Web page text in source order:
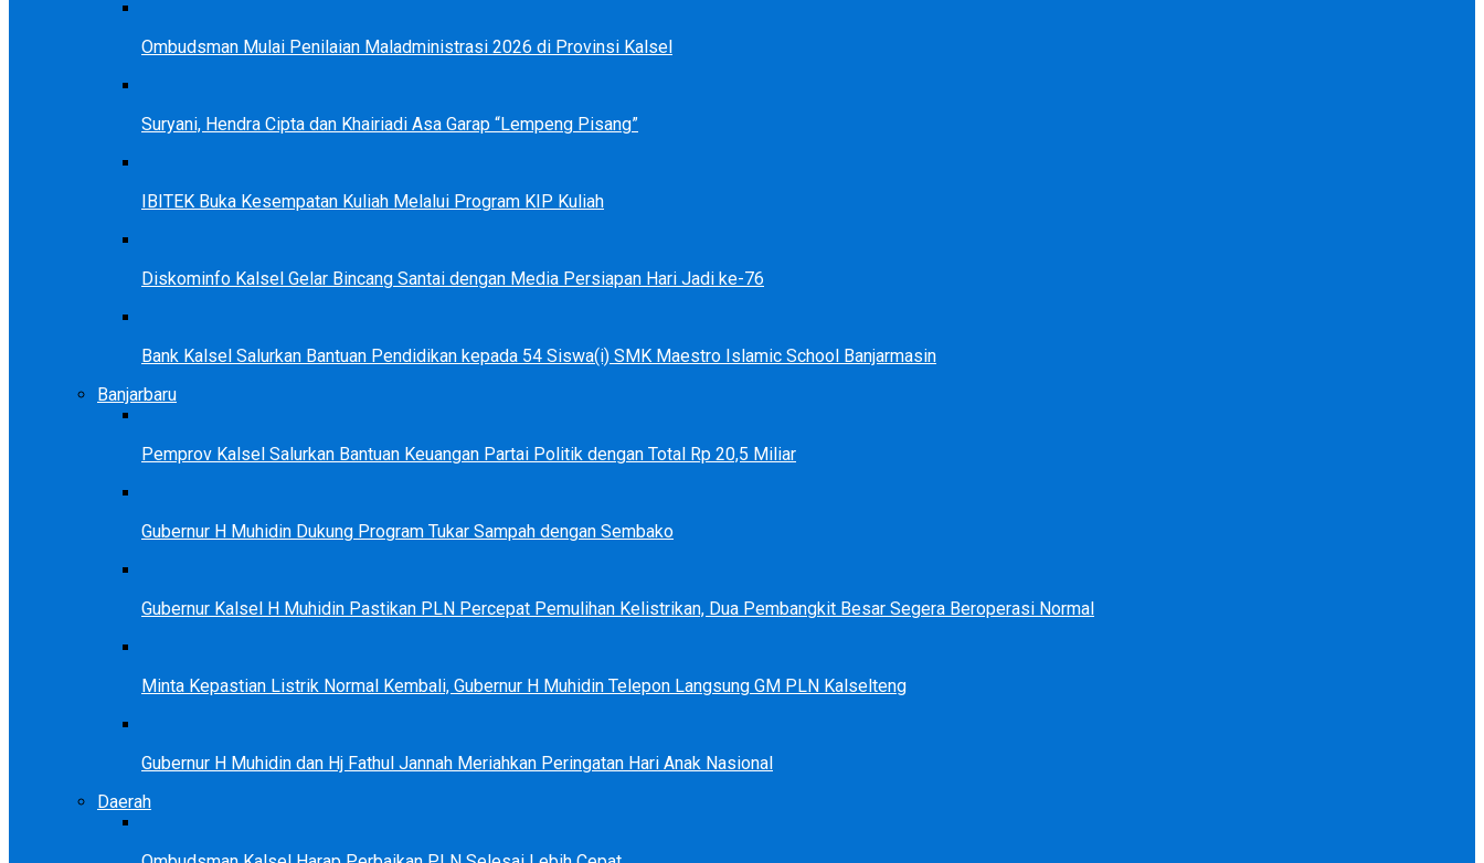
Ombudsman Mulai Penilaian Maladministrasi 2026 di Provinsi Kalsel
Suryani, Hendra Cipta dan Khairiadi Asa Garap “Lempeng Pisang”
IBITEK Buka Kesempatan Kuliah Melalui Program KIP Kuliah
Diskominfo Kalsel Gelar Bincang Santai dengan Media Persiapan Hari Jadi ke-76
Bank Kalsel Salurkan Bantuan Pendidikan kepada 54 Siswa(i) SMK Maestro Islamic School Banjarmasin
Banjarbaru
Pemprov Kalsel Salurkan Bantuan Keuangan Partai Politik dengan Total Rp 20,5 Miliar
Gubernur H Muhidin Dukung Program Tukar Sampah dengan Sembako
Gubernur Kalsel H Muhidin Pastikan PLN Percepat Pemulihan Kelistrikan, Dua Pembangkit Besar Segera Beroperasi Normal
Minta Kepastian Listrik Normal Kembali, Gubernur H Muhidin Telepon Langsung GM PLN Kalselteng
Gubernur H Muhidin dan Hj Fathul Jannah Meriahkan Peringatan Hari Anak Nasional
Daerah